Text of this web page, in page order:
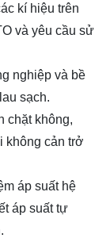
kí hiệu trên
và yêu cầu sử
nghiệp và bề
sạch.
chặt không,
không cản trở
áp suất hệ
áp suất tự